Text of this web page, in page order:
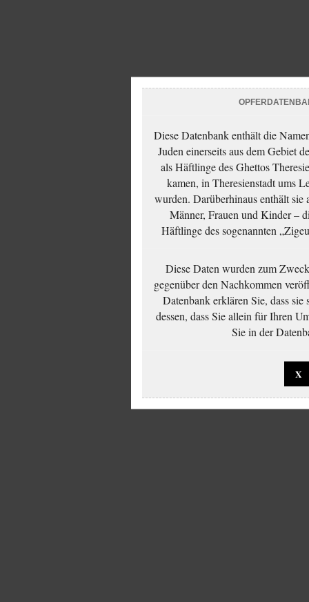
Diese Datenbank enthält die
Juden einerseits aus dem Gebiet
als Häftlinge des Ghettos
kamen, in Theresienstadt ums
wurden. Darüberhinaus enthält
Männer, Frauen und Kinder –
Häftlinge des sogenannten
Diese Daten wurden zum
gegenüber den Nachkommen
Datenbank erklären Sie, dass sie
dessen, dass Sie allein für Ihren
Sie in der
X